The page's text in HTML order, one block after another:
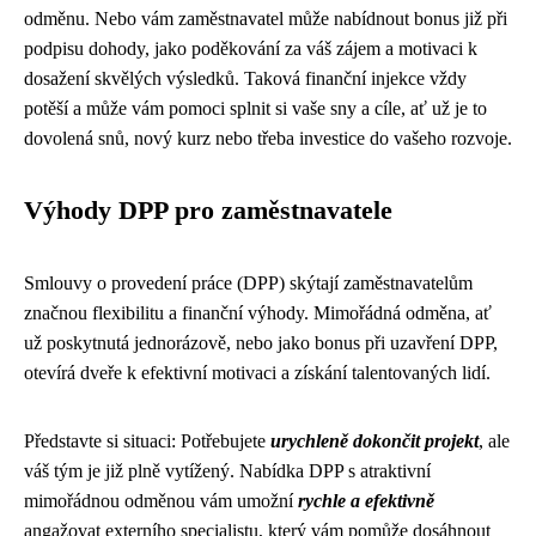
odměnu. Nebo vám zaměstnavatel může nabídnout bonus již při
podpisu dohody, jako poděkování za váš zájem a motivaci k
dosažení skvělých výsledků. Taková finanční injekce vždy
potěší a může vám pomoci splnit si vaše sny a cíle, ať už je to
dovolená snů, nový kurz nebo třeba investice do vašeho rozvoje.
Výhody DPP pro zaměstnavatele
Smlouvy o provedení práce (DPP) skýtají zaměstnavatelům
značnou flexibilitu a finanční výhody. Mimořádná odměna, ať
už poskytnutá jednorázově, nebo jako bonus při uzavření DPP,
otevírá dveře k efektivní motivaci a získání talentovaných lidí.
Představte si situaci: Potřebujete urychleně dokončit projekt, ale
váš tým je již plně vytížený. Nabídka DPP s atraktivní
mimořádnou odměnou vám umožnírychle a efektivně
angažovat externího specialistu, který vám pomůže dosáhnout